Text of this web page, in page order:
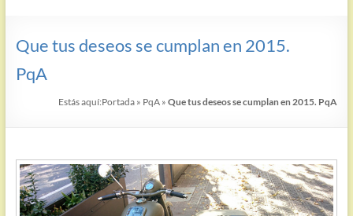
Que tus deseos se cumplan en 2015.
PqA
Estás aquí:Portada » PqA »Que tus deseos se cumplan en 2015. PqA